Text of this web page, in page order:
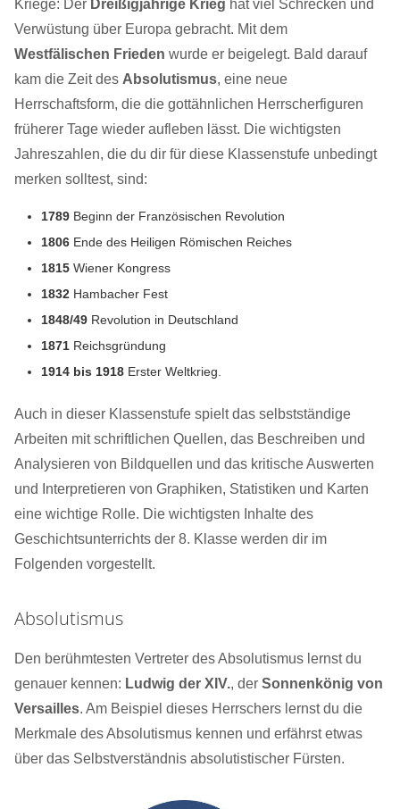
Kriege: Der Dreißigjährige Krieg hat viel Schrecken und
Verwüstung über Europa gebracht. Mit dem
Westfälischen Frieden wurde er beigelegt. Bald darauf
kam die Zeit des Absolutismus, eine neue
Herrschaftsform, die die gottähnlichen Herrscherfiguren
früherer Tage wieder aufleben lässt. Die wichtigsten
Jahreszahlen, die du dir für diese Klassenstufe unbedingt
merken solltest, sind:
1789 Beginn der Französischen Revolution
1806 Ende des Heiligen Römischen Reiches
1815 Wiener Kongress
1832 Hambacher Fest
1848/49 Revolution in Deutschland
1871 Reichsgründung
1914 bis 1918 Erster Weltkrieg.
Auch in dieser Klassenstufe spielt das selbstständige
Arbeiten mit schriftlichen Quellen, das Beschreiben und
Analysieren von Bildquellen und das kritische Auswerten
und Interpretieren von Graphiken, Statistiken und Karten
eine wichtige Rolle. Die wichtigsten Inhalte des
Geschichtsunterrichts der 8. Klasse werden dir im
Folgenden vorgestellt.
Absolutismus
Den berühmtesten Vertreter des Absolutismus lernst du
genauer kennen: Ludwig der XIV., der Sonnenkönig von
Versailles. Am Beispiel dieses Herrschers lernst du die
Merkmale des Absolutismus kennen und erfährst etwas
über das Selbstverständnis absolutistischer Fürsten.